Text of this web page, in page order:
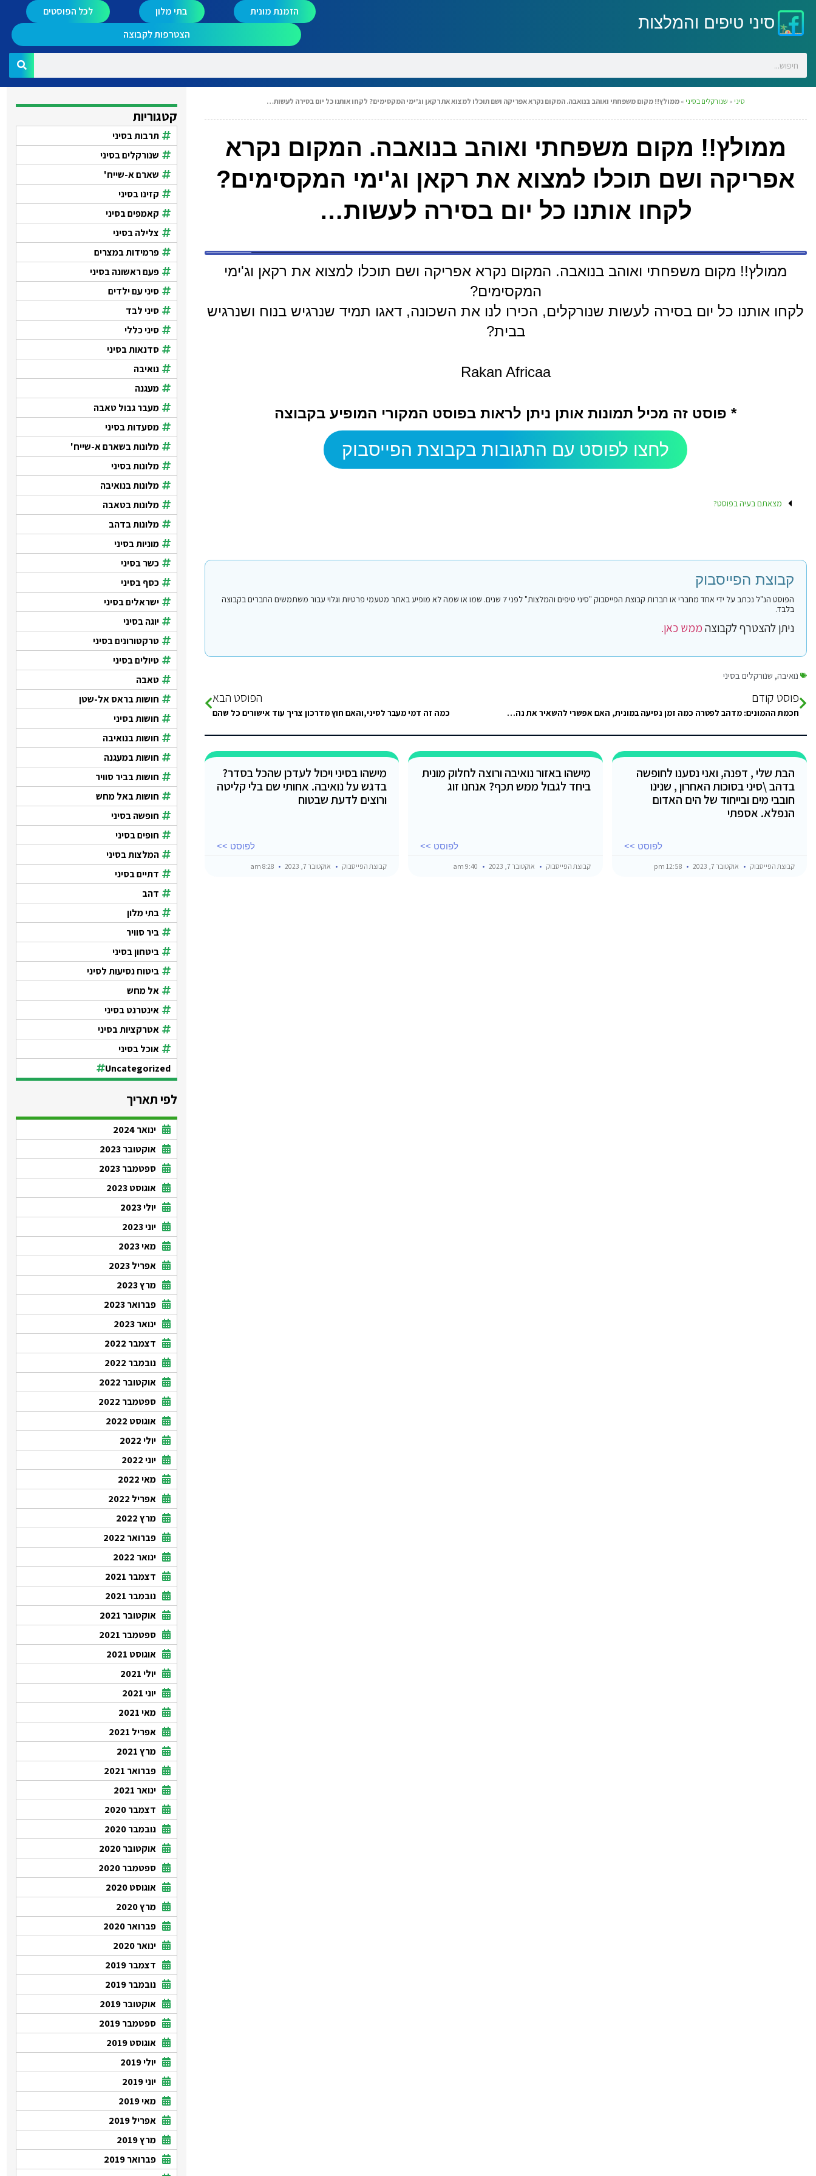
סיני טיפים והמלצות
הזמנת מונית בתי מלון
לכל הפוסטים
הצטרפות לקבוצה
סיני » שנורקלים בסיני »ממולץ!! מקום משפחתי ואוהב בנואבה. המקום נקרא אפריקה ושם תוכלו למצוא את רקאן וג'ימי המקסימים? לקחו אותנו כל יום בסירה לעשות…
ממולץ!! מקום משפחתי ואוהב בנואבה. המקום נקרא
אפריקה ושם תוכלו למצוא את רקאן וג'ימי המקסימים?
לקחו אותנו כל יום בסירה לעשות…
ממולץ!! מקום משפחתי ואוהב בנואבה. המקום נקרא אפריקה ושם תוכלו למצוא את רקאן וג'ימי
המקסימים?
לקחו אותנו כל יום בסירה לעשות שנורקלים, הכירו לנו את השכונה, דאגו תמיד שנרגיש בנוח ושנרגיש
בבית?
Rakan Africaa
* פוסט זה מכיל תמונות אותן ניתן לראות בפוסט המקורי המופיע בקבוצה
לחצו לפוסט עם התגובות בקבוצת הפייסבוק
מצאתם בעיה בפוסט?
קבוצת הפייסבוק
הפוסט הנ"ל נכתב על ידי אחד מחברי או חברות קבוצת הפייסבוק "סיני טיפים והמלצות" לפני 7 שנים. שמו או שמה לא מופיע באתר מטעמי פרטיות וגלוי עבור משתמשים החברים בקבוצה
בלבד.
ניתן להצטרף לקבוצהממש כאן.
נואיבה, שנורקלים בסיני
פוסט קודם
חכמת ההמונים: מדהב לפטרה כמה זמן נסיעה במונית, האם אפשרי להשאיר את נהג המונית בהמתנה עד לסיום הסיור? ומחיר מומלץ…
הפוסט הבא
כמה זה דמי מעבר לסיני,והאם חוץ מדרכון צריך עוד אישורים כל שהם
הבת שלי , דפנה, ואני נסענו לחופשה
בדהב \סיני בסוכות האחרון , שנינו
חובבי מים ובייחוד של הים האדום
הנפלא. אספתי
לפוסט >>
קבוצת הפייסבוק אוקטובר 7, 2023
מישהו באזור נואיבה ורוצה לחלוק מונית
ביחד לגבול ממש תכף? אנחנו זוג
לפוסט >>
קבוצת הפייסבוק אוקטובר 7, 2023
מישהו בסיני ויכול לעדכן שהכל בסדר?
בדגש על נואיבה. אחותי שם בלי קליטה
ורוצים לדעת שבטוח
לפוסט >>
קבוצת הפייסבוק אוקטובר 7, 2023
קטגוריות
תרבות בסיני
שנורקלים בסיני
שארם א-שייח'
קזינו בסיני
קאמפים בסיני
צלילה בסיני
פרמידות במצרים
פעם ראשונה בסיני
סיני עם ילדים
סיני לבד
סיני כללי
סדנאות בסיני
נואיבה
מעגנה
מעבר גבול טאבה
מסעדות בסיני
מלונות בשארם א-שייח'
מלונות בסיני
מלונות בנואיבה
מלונות בטאבה
מלונות בדהב
מוניות בסיני
כשר בסיני
כסף בסיני
ישראלים בסיני
יוגה בסיני
טרקטורונים בסיני
טיולים בסיני
טאבה
חושות בראס אל-שטן
חושות בסיני
חושות בנואיבה
חושות במעגנה
חושות בביר סוויר
חושות באל מחש
חופשה בסיני
חופים בסיני
המלצות בסיני
דתיים בסיני
דהב
בתי מלון
ביר סוויר
ביטחון בסיני
ביטוח נסיעות לסיני
אל מחש
אינטרנט בסיני
אטרקציות בסיני
אוכל בסיני
Uncategorized
לפי תאריך
ינואר 2024
אוקטובר 2023
ספטמבר 2023
אוגוסט 2023
יולי 2023
יוני 2023
מאי 2023
אפריל 2023
מרץ 2023
פברואר 2023
ינואר 2023
דצמבר 2022
נובמבר 2022
אוקטובר 2022
ספטמבר 2022
אוגוסט 2022
יולי 2022
יוני 2022
מאי 2022
אפריל 2022
מרץ 2022
פברואר 2022
ינואר 2022
דצמבר 2021
נובמבר 2021
אוקטובר 2021
ספטמבר 2021
אוגוסט 2021
יולי 2021
יוני 2021
מאי 2021
אפריל 2021
מרץ 2021
פברואר 2021
ינואר 2021
דצמבר 2020
נובמבר 2020
אוקטובר 2020
ספטמבר 2020
אוגוסט 2020
מרץ 2020
פברואר 2020
ינואר 2020
דצמבר 2019
נובמבר 2019
אוקטובר 2019
ספטמבר 2019
אוגוסט 2019
יולי 2019
יוני 2019
מאי 2019
אפריל 2019
מרץ 2019
פברואר 2019